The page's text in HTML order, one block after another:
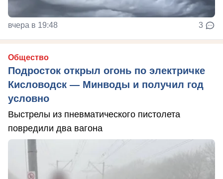
вчера в 19:48 3
Общество
Подросток открыл огонь по электричке
Кисловодск — Минводы и получил год
условно
Выстрелы из пневматического пистолета
повредили два вагона